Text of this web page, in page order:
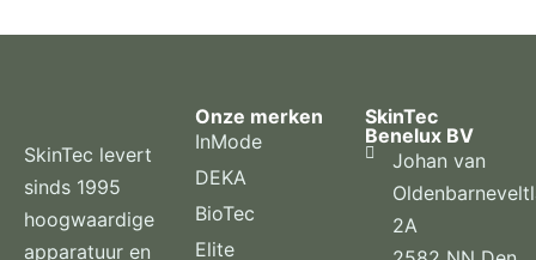
SkinTec levert
sinds 1995
hoogwaardige
apparatuur en
Onze merken
InMode
DEKA
BioTec
Elite
SkinTec
Benelux BV
Johan van
2A